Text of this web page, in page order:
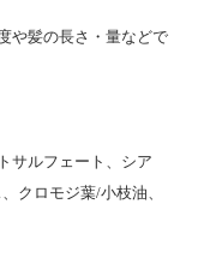
や髪の長さ・量などで
サルフェート、シア
クロモジ葉/小枝油、